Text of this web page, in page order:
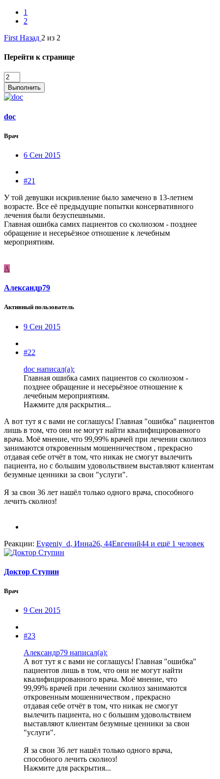
1
2
First Назад 2 из 2
Перейти к странице
Выполнить
doc
Врач
6 Сен 2015
#21
У той девушки искривление было замечено в 13-летнем
возрасте. Все её предыдущие попытки консервативного
лечения были безуспешными.
Главная ошибка самих пациентов со сколиозом - позднее
обращение и несерьёзное отношение к лечебным
мероприятиям.
А
Александр79
Активный пользователь
9 Сен 2015
#22
doc написал(а):
Главная ошибка самих пациентов со сколиозом -
позднее обращение и несерьёзное отношение к
лечебным мероприятиям.
Нажмите для раскрытия...
А вот тут я с вами не соглашусь! Главная "ошибка" пациентов
лишь в том, что они не могут найти квалифицированного
врача. Моё мнение, что 99,99% врачей при лечении сколиоз
занимаются откровенным мошенничеством , прекрасно
отдавая себе отчёт в том, что никак не смогут вылечить
пациента, но с большим удовольствием выставляют клиентам
безумные ценники за свои "услуги".
Я за свои 36 лет нашёл только одного врача, способного
лечить сколиоз!
Реакции: Evgeniy_d, Инна26, 44Евгений44 и ещё 1 человек
Доктор Ступин
Врач
9 Сен 2015
#23
Александр79 написал(а):
А вот тут я с вами не соглашусь! Главная "ошибка"
пациентов лишь в том, что они не могут найти
квалифицированного врача. Моё мнение, что
99,99% врачей при лечении сколиоз занимаются
откровенным мошенничеством , прекрасно
отдавая себе отчёт в том, что никак не смогут
вылечить пациента, но с большим удовольствием
выставляют клиентам безумные ценники за свои
"услуги".
Я за свои 36 лет нашёл только одного врача,
способного лечить сколиоз!
Нажмите для раскрытия...